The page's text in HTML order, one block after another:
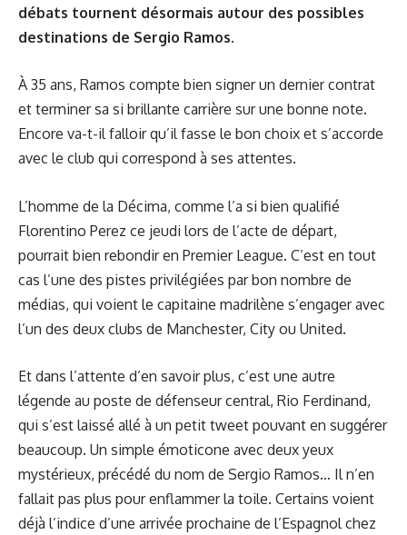
débats tournent désormais autour des possibles
destinations de Sergio Ramos.
À 35 ans, Ramos compte bien signer un dernier contrat
et terminer sa si brillante carrière sur une bonne note.
Encore va-t-il falloir qu’il fasse le bon choix et s’accorde
avec le club qui correspond à ses attentes.
L’homme de la Décima, comme l’a si bien qualifié
Florentino Perez ce jeudi lors de l’acte de départ,
pourrait bien rebondir en Premier League. C’est en tout
cas l’une des pistes privilégiées par bon nombre de
médias, qui voient le capitaine madrilène s’engager avec
l’un des deux clubs de Manchester, City ou United.
Et dans l’attente d’en savoir plus, c’est une autre
légende au poste de défenseur central, Rio Ferdinand,
qui s’est laissé allé à un petit tweet pouvant en suggérer
beaucoup. Un simple émoticone avec deux yeux
mystérieux, précédé du nom de Sergio Ramos… Il n’en
fallait pas plus pour enflammer la toile. Certains voient
déjà l’indice d’une arrivée prochaine de l’Espagnol chez